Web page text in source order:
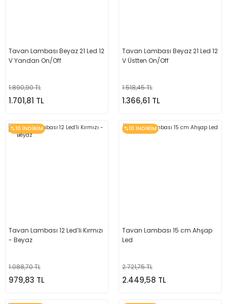
Tavan Lambası Beyaz 21 Led 12
V Yandan On/Off
1.890,90 TL
1.701,81 TL
Tavan Lambası Beyaz 21 Led 12
V Üstten On/Off
1.518,45 TL
1.366,61 TL
%10 İNDİRİM
Tavan Lambası 12 Led’li Kırmızı
- Beyaz
1.088,70 TL
979,83 TL
%10 İNDİRİM
Tavan Lambası 15 cm Ahşap
Led
2.721,75 TL
2.449,58 TL